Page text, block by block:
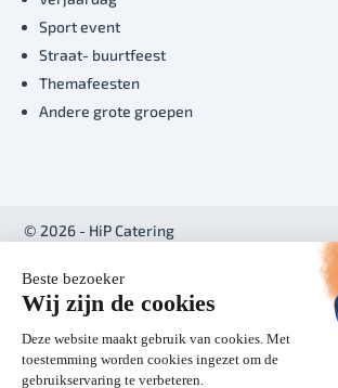
Sport event
Straat- buurtfeest
Themafeesten
Andere grote groepen
© 2026 - HiP Catering